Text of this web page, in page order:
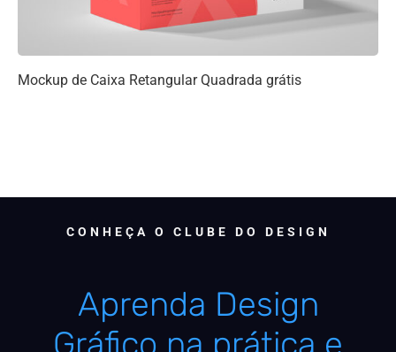
Mockup de Caixa Retangular Quadrada grátis
CONHEÇA O CLUBE DO DESIGN
Aprenda Design